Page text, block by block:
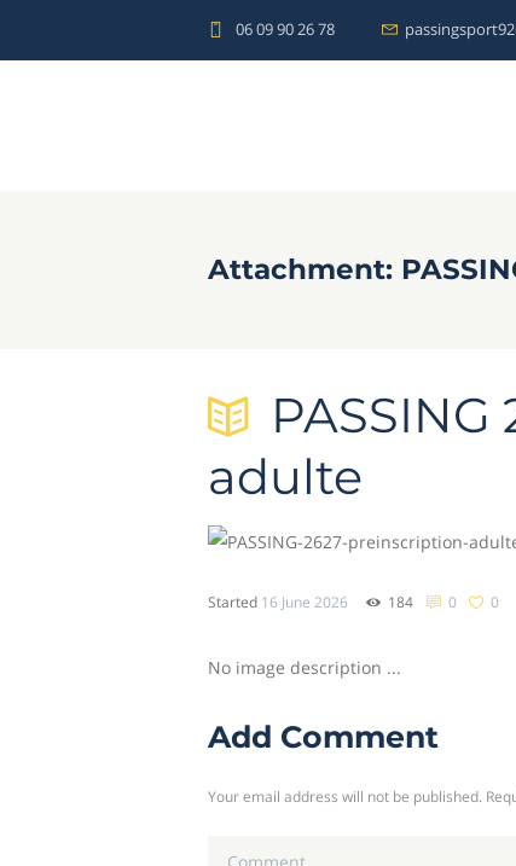
06 09 90 26 78
Attachment:
adulte
Started 16 June 2026 184 0 0
No image description ...
Add Comment
Your email address will not be published.